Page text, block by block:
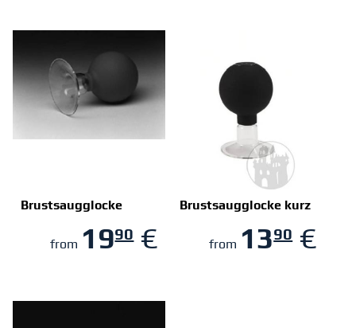
Brustsaugglocke
from 1990€
ZUM SHOP
Brustsaugglocke kurz
from 1390€
ZUM SHOP